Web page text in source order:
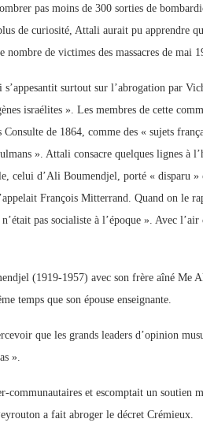
pas moins de 300 sorties de
de curiosité, Attali aurait pu apprendre
nombre de victimes des massacres de mai
s’appesantit surtout sur l’abrogation par
israélites ». Les membres de cette
Consulte de 1864, comme des « sujets
». Attali consacre quelques lignes à
celui d’Ali Boumendjel, porté « disparu »
François Mitterrand. Quand on le
pas socialiste à l’époque ». Avec
(1919-1957) avec son frère aîné Me
temps que son épouse enseignante.
que les grands leaders d’opinion
».
communautaires et escomptait un soutien
a fait abroger le décret Crémieux.